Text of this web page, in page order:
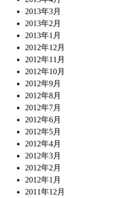
2013年3月
2013年2月
2013年1月
2012年12月
2012年11月
2012年10月
2012年9月
2012年8月
2012年7月
2012年6月
2012年5月
2012年4月
2012年3月
2012年2月
2012年1月
2011年12月